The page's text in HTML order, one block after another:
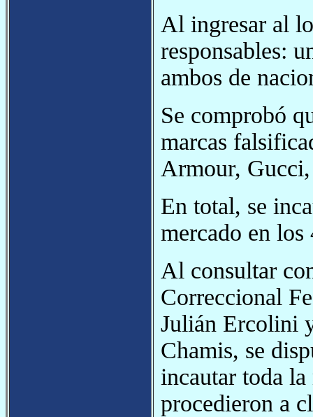
Al ingresar al
responsables:
ambos de
Se comprobó
marcas
Armour,
En total, se
mercado en los
Al consultar
Correccional
Julián Ercolini
Chamis, se
incautar toda
procedieron a